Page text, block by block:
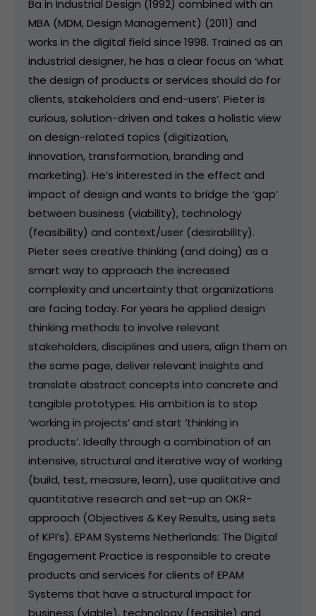
Ba in Industrial Design (1992) combined with an
MBA (MDM, Design Management) (2011) and
works in the digital field since 1998. Trained as an
industrial designer, he has a clear focus on ‘what
the design of products or services should do for
clients, stakeholders and end-users’. Pieter is
curious, solution-driven and takes a holistic view
on design-related topics (digitization,
innovation, transformation, branding and
marketing). He’s interested in the effect and
impact of design and wants to bridge the ‘gap’
between business (viability), technology
(feasibility) and context/user (desirability).
Pieter sees creative thinking (and doing) as a
smart way to approach the increased
complexity and uncertainty that organizations
are facing today. For years he applied design
thinking methods to involve relevant
stakeholders, disciplines and users, align them on
the same page, deliver relevant insights and
translate abstract concepts into concrete and
tangible prototypes. His ambition is to stop
‘working in projects’ and start ‘thinking in
products’. Ideally through a combination of an
intensive, structural and iterative way of working
(build, test, measure, learn), use qualitative and
quantitative research and set-up an OKR-
approach (Objectives & Key Results, using sets
of KPI’s). EPAM Systems Netherlands: The Digital
Engagement Practice is responsible to create
products and services for clients of EPAM
Systems that have a structural impact for
business (viable), technology (feasible) and